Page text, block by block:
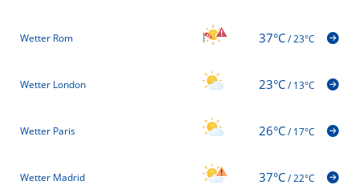
Wetter Rom 37°C/23°C
Wetter London 23°C/13°C
Wetter Paris 26°C/17°C
Wetter Madrid 37°C/22°C